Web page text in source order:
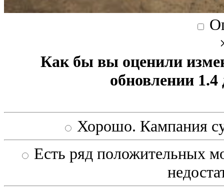
Как бы вы оценили
обновлении
Хорошо. Кампания
Есть ряд положительных